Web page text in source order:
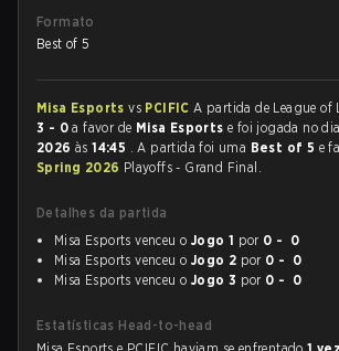
Formato
Best of 5
Misa Esportsvs PCIFICA partida de League of
3 - 0 a favor de Misa Esportse foi jogada no
2026 às14:45 . A partida foi uma Best of 5 e
Spring 2026 Playoffs - Grand Final.
Detalhes da partida
Misa Esports venceu o Jogo 1 por 0 - 0
Misa Esports venceu o Jogo 2 por 0 - 0
Misa Esports venceu o Jogo 3 por 0 - 0
Estatísticas Head-to-head